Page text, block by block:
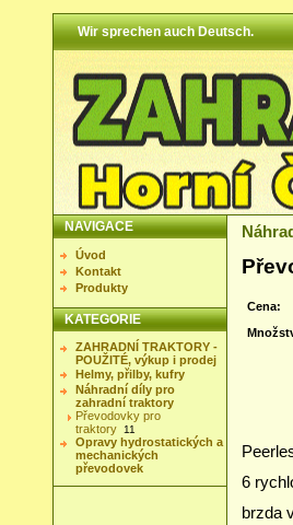
Wir sprechen auch Deutsch.
NAVIGACE
Úvod
Kontakt
Produkty
KATEGORIE
ZAHRADNÍ TRAKTORY -
POUŽITÉ, výkup i prodej
Helmy, přilby, kufry
Náhradní díly pro
zahradní traktory
Převodovky pro
traktory 11
Opravy hydrostatických a
mechanických
převodovek
Cena:
6
brzda